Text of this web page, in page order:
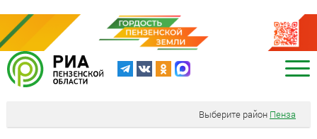
Выберите район Пенза